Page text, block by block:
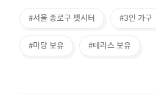
#서울 종로구 펫시터 #3인 가구
#마당 보유 #테라스 보유